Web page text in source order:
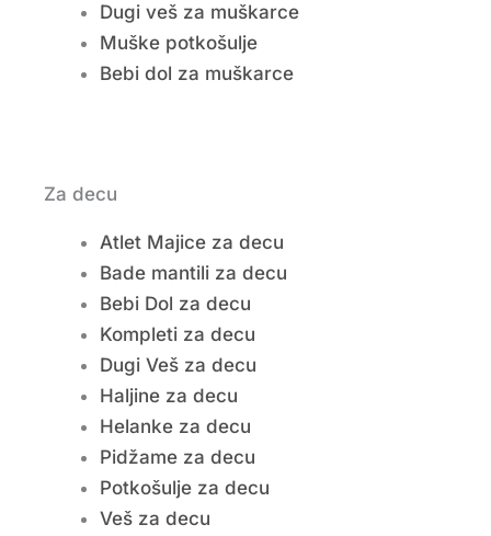
Dugi veš za muškarce
Muške potkošulje
Bebi dol za muškarce
Za decu
Atlet Majice za decu
Bade mantili za decu
Bebi Dol za decu
Kompleti za decu
Dugi Veš za decu
Haljine za decu
Helanke za decu
Pidžame za decu
Potkošulje za decu
Veš za decu